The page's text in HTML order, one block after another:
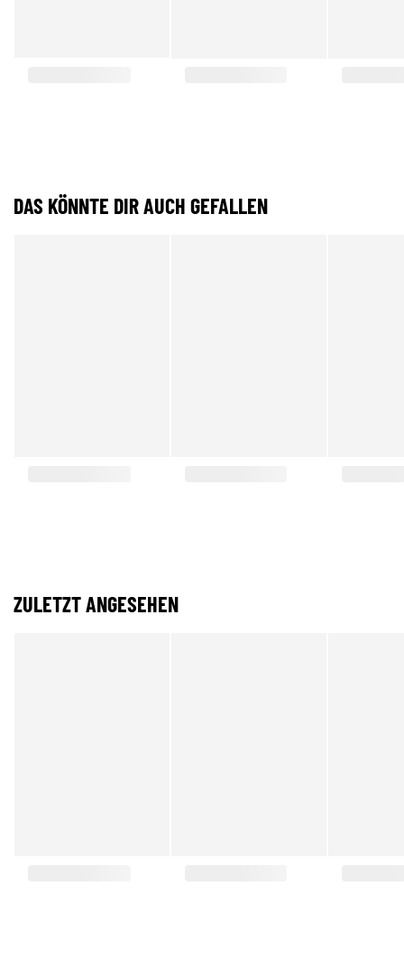
DAS KÖNNTE DIR AUCH GEFALLEN
ZULETZT ANGESEHEN